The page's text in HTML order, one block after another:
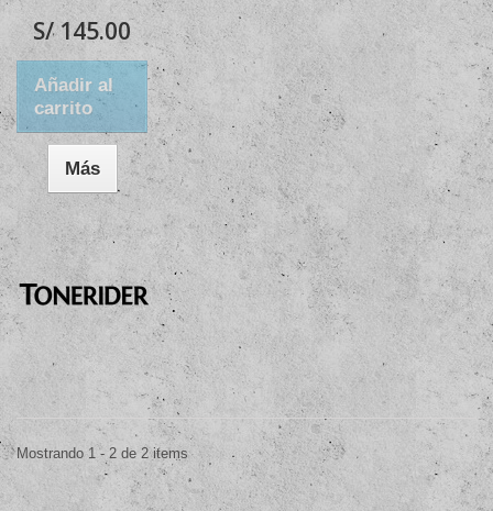
S/ 145.00
Añadir al
carrito
Más
Mostrando 1 - 2 de 2 items